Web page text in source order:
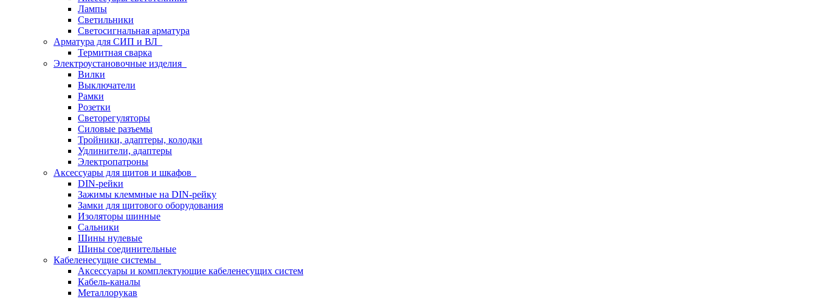
Лампы
Светильники
Светосигнальная арматура
Арматура для СИП и ВЛ
Термитная сварка
Электроустановочные изделия
Вилки
Выключатели
Рамки
Розетки
Светорегуляторы
Силовые разъемы
Тройники, адаптеры, колодки
Удлинители, адаптеры
Электропатроны
Аксессуары для щитов и шкафов
DIN-рейки
Зажимы клеммные на DIN-рейку
Замки для щитового оборудования
Изоляторы шинные
Сальники
Шины нулевые
Шины соединительные
Кабеленесущие системы
Аксессуары и комплектующие кабеленесущих систем
Кабель-каналы
Металлорукав